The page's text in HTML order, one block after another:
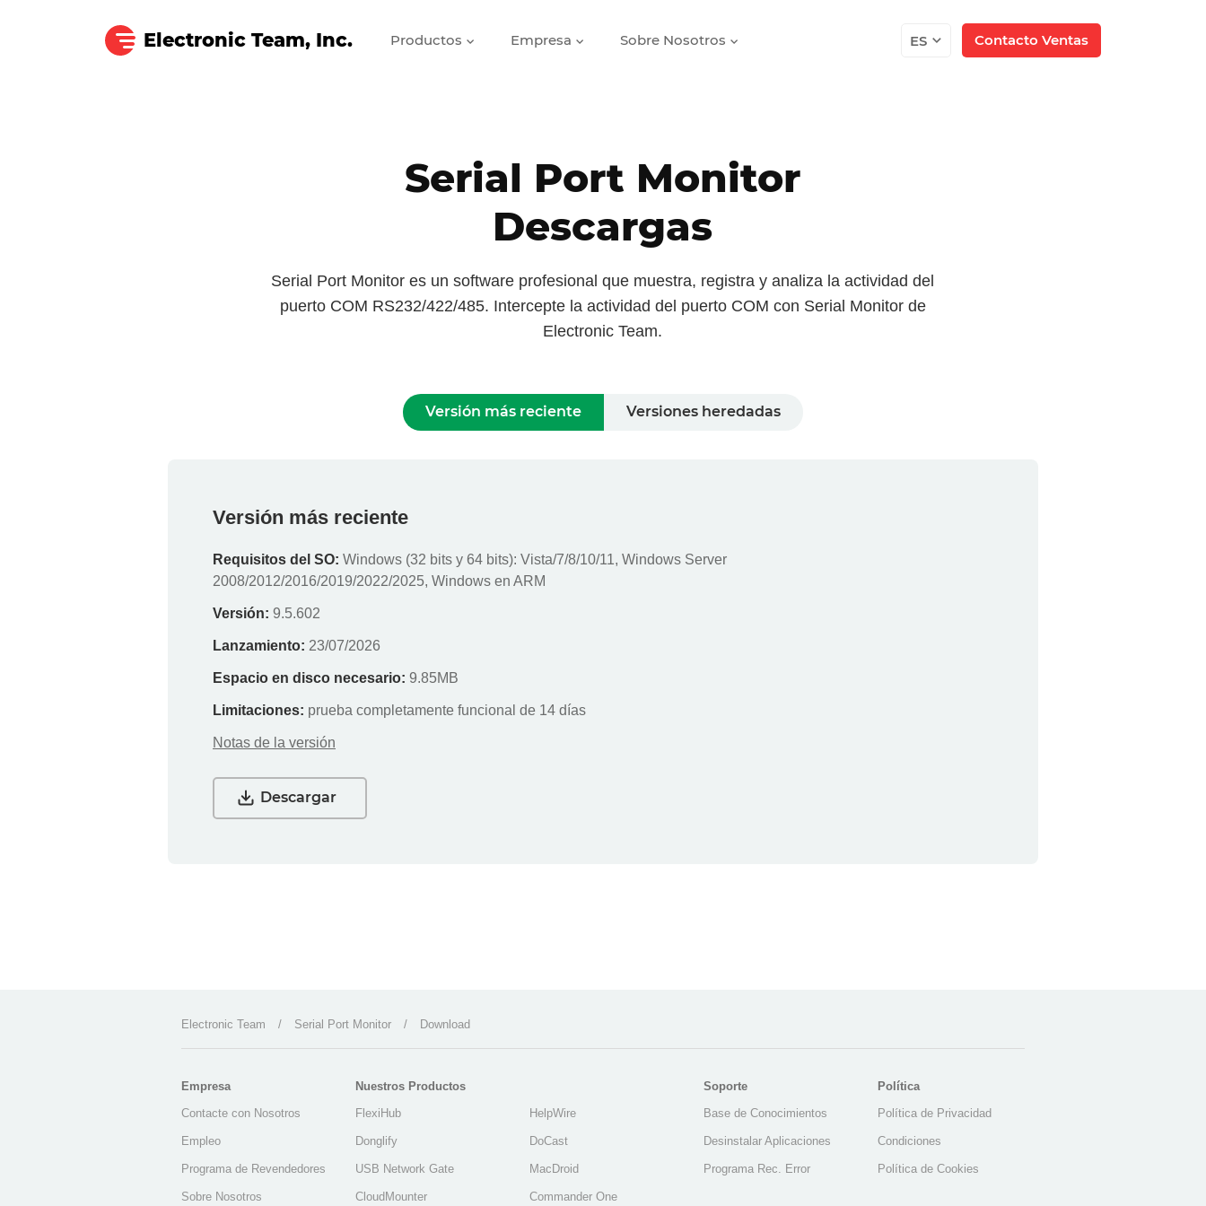
Electronic Team, Inc. ES Contacto Ventas
Productos Empresa Sobre Nosotros
Serial Port Monitor
Descargas
Serial Port Monitor es un software profesional que muestra, registra y analiza la actividad del
puerto COM RS232/422/485. Intercepte la actividad del puerto COM con Serial Monitor de
Electronic Team.
Versión más reciente Versiones heredadas
Versión más reciente
Requisitos del SO: Windows (32 bits y 64 bits): Vista/7/8/10/11, Windows Server
2008/2012/2016/2019/2022/2025, Windows en ARM
Versión: 9.5.602
Lanzamiento: 23/07/2026
Espacio en disco necesario: 9.85MB
Limitaciones: prueba completamente funcional de 14 días
Notas de la versión
Descargar
Electronic Team / Serial Port Monitor / Download
Empresa
Contacte con Nosotros
Empleo
Programa de Revendedores
Sobre Nosotros
Nuestros Productos
FlexiHub
Donglify
USB Network Gate
CloudMounter
HelpWire
DoCast
MacDroid
Commander One
Soporte
Base de Conocimientos
Desinstalar Aplicaciones
Programa Rec. Error
Política
Política de Privacidad
Condiciones
Política de Cookies